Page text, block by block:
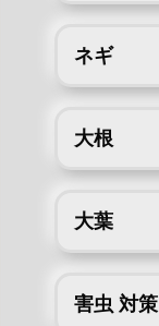
ネギ
大根
大葉
害虫 対策